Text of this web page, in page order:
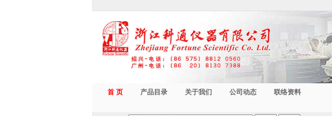
首 页 产品目录 关于我们 公司动态 联络资料